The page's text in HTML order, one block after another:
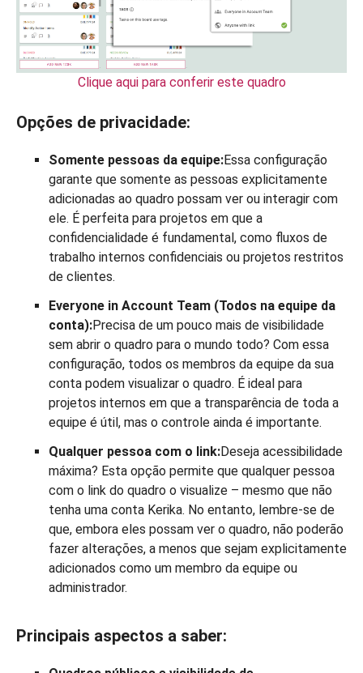
Clique aqui para conferir este quadro
Opções de privacidade:
Somente pessoas da equipe:Essa configuração
garante que somente as pessoas explicitamente
adicionadas ao quadro possam ver ou interagir com
ele. É perfeita para projetos em que a
confidencialidade é fundamental, como fluxos de
trabalho internos confidenciais ou projetos restritos
de clientes.
Everyone in Account Team (Todos na equipe da
conta):Precisa de um pouco mais de visibilidade
sem abrir o quadro para o mundo todo? Com essa
configuração, todos os membros da equipe da sua
conta podem visualizar o quadro. É ideal para
projetos internos em que a transparência de toda a
equipe é útil, mas o controle ainda é importante.
Qualquer pessoa com o link:Deseja acessibilidade
máxima? Esta opção permite que qualquer pessoa
com o link do quadro o visualize – mesmo que não
tenha uma conta Kerika. No entanto, lembre-se de
que, embora eles possam ver o quadro, não poderão
fazer alterações, a menos que sejam explicitamente
adicionados como um membro da equipe ou
administrador.
Principais aspectos a saber: